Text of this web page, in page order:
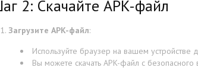
2: Скачайте APK-файл
Загрузите APK-файл:
Используйте браузер на вашем устройстве
Вы можете скачать APK-файл с